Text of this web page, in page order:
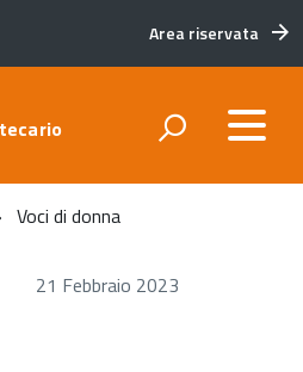
Area riservata
Voci di donna
21 Febbraio 2023